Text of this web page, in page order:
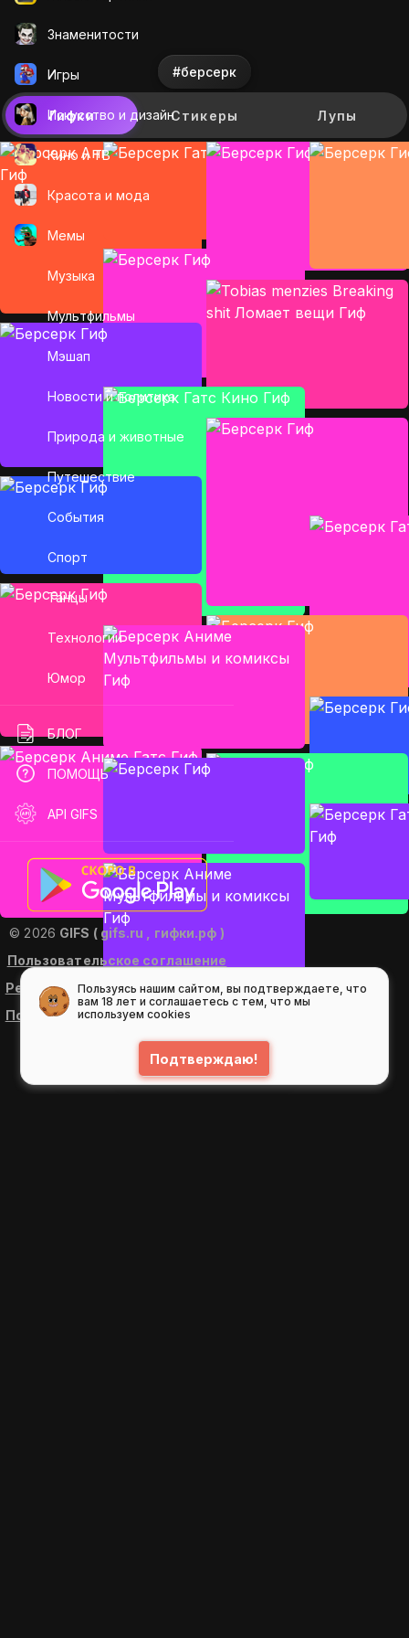
Знаменитости
Игры
Искусcтво и дизайн
Кино и ТВ
Красота и мода
Мемы
Музыка
Мультфильмы
Мэшап
Новости и политика
Природа и животные
Путешествие
События
Спорт
Танцы
Технологии
Юмор
БЛОГ
ПОМОЩЬ
API GIFS
© 2026 GIFS ( gifs.ru , гифки.рф )
Пользовательское соглашение
Рекомендательные технологии
Политика конфиденциальности
#берсерк
Гифки Стикеры Лупы
Пользуясь нашим сайтом, вы подтверждаете, что
вам 18 лет и соглашаетесь с тем, что мы
используем cookies
Подтверждаю!